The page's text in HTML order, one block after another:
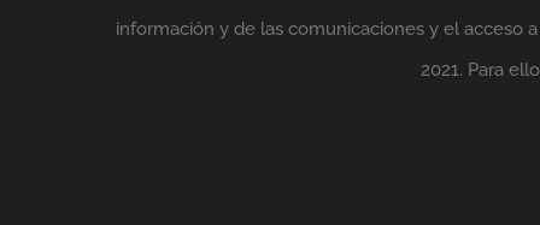
información y de las comunicaciones y el acceso
2021. Para